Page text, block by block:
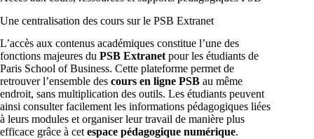
Une centralisation des cours sur le PSB Extranet
L’accès aux contenus académiques constitue l’une des
fonctions majeures du PSB Extranet pour les étudiants de
Paris School of Business. Cette plateforme permet de
retrouver l’ensemble des cours en ligne PSB au même
endroit, sans multiplication des outils. Les étudiants peuvent
ainsi consulter facilement les informations pédagogiques liées
à leurs modules et organiser leur travail de manière plus
efficace grâce à cet espace pédagogique numérique.